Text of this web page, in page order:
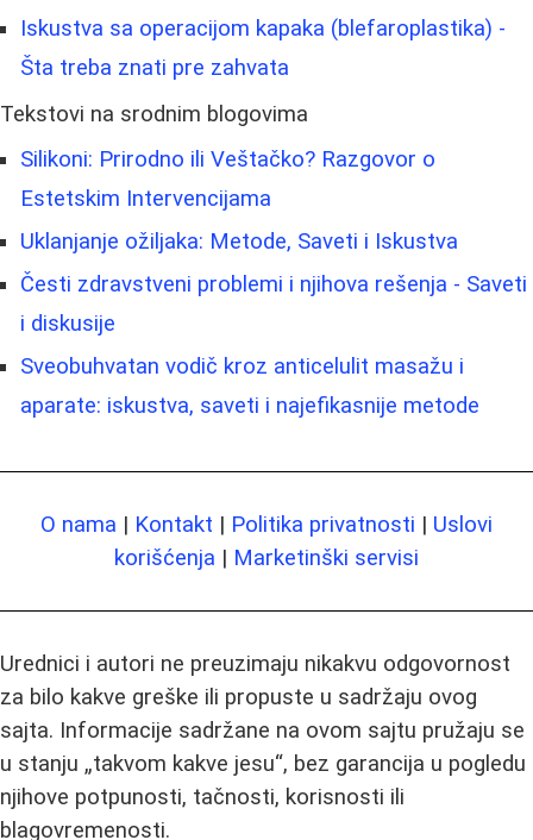
Iskustva sa operacijom kapaka (blefaroplastika) -
Šta treba znati pre zahvata
Tekstovi na srodnim blogovima
Silikoni: Prirodno ili Veštačko? Razgovor o
Estetskim Intervencijama
Uklanjanje ožiljaka: Metode, Saveti i Iskustva
Česti zdravstveni problemi i njihova rešenja - Saveti
i diskusije
Sveobuhvatan vodič kroz anticelulit masažu i
aparate: iskustva, saveti i najefikasnije metode
O nama | Kontakt | Politika privatnosti | Uslovi
korišćenja | Marketinški servisi
Urednici i autori ne preuzimaju nikakvu odgovornost
za bilo kakve greške ili propuste u sadržaju ovog
sajta. Informacije sadržane na ovom sajtu pružaju se
u stanju „takvom kakve jesu“, bez garancija u pogledu
njihove potpunosti, tačnosti, korisnosti ili
blagovremenosti.